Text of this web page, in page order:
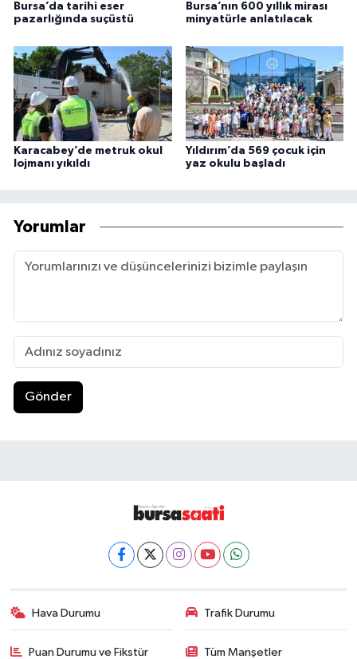
Bursa’da tarihi eser
pazarlığında suçüstü
Bursa’nın 600 yıllık mirası
minyatürle anlatılacak
Karacabey’de metruk okul
lojmanı yıkıldı
Yıldırım’da 569 çocuk için
yaz okulu başladı
Yorumlar
Gönder
Hava Durumu Trafik Durumu
Puan Durumu ve Fikstür Tüm Manşetler